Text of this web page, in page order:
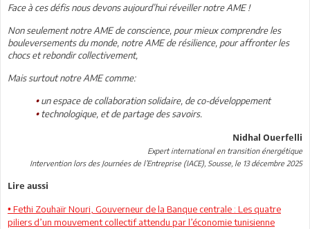
Face à ces défis nous devons aujourd’hui réveiller notre AME !
Non seulement notre AME de conscience, pour mieux comprendre les
bouleversements du monde, notre AME de résilience, pour affronter les
chocs et rebondir collectivement,
Mais surtout notre AME comme:
•un espace de collaboration solidaire, de co-développement
•technologique, et de partage des savoirs.
Nidhal Ouerfelli
Expert international en transition énergétique
Intervention lors des Journées de l’Entreprise (IACE), Sousse, le 13 décembre 2025
Lire aussi
• Fethi Zouhaïr Nouri, Gouverneur de la Banque centrale : Les quatre
piliers d’un mouvement collectif attendu par l’économie tunisienne